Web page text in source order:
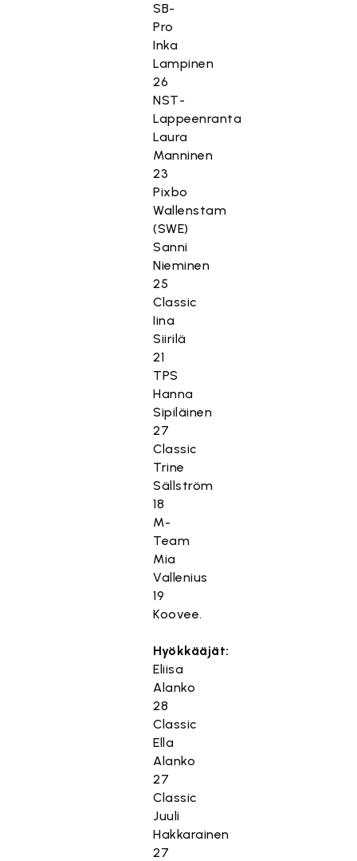
SB-
Pro
Inka
Lampinen
26
NST-
Lappeenranta
Laura
Manninen
23
Pixbo
Wallenstam
(SWE)
Sanni
Nieminen
25
Classic
Iina
Siirilä
21
TPS
Hanna
Sipiläinen
27
Classic
Trine
Sällström
18
M-
Team
Mia
Vallenius
19
Koovee.
Hyökkääjät:
Eliisa
Alanko
28
Classic
Ella
Alanko
27
Classic
Juuli
Hakkarainen
27